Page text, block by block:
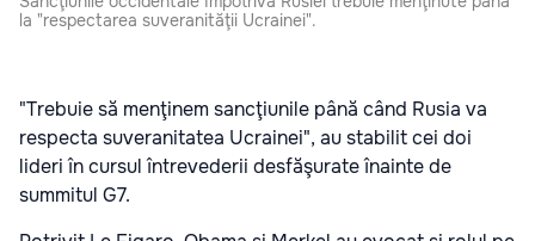
la "respectarea suveranităţii Ucrainei".
"Trebuie să menţinem sancţiunile până când Rusia va
respecta suveranitatea Ucrainei", au stabilit cei doi
lideri în cursul întrevederii desfăşurate înainte de
summitul G7.